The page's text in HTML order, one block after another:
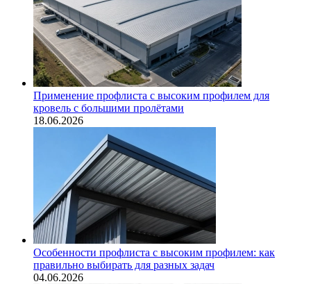
Применение профлиста с высоким профилем для
кровель с большими пролётами
18.06.2026
Особенности профлиста с высоким профилем: как
правильно выбирать для разных задач
04.06.2026